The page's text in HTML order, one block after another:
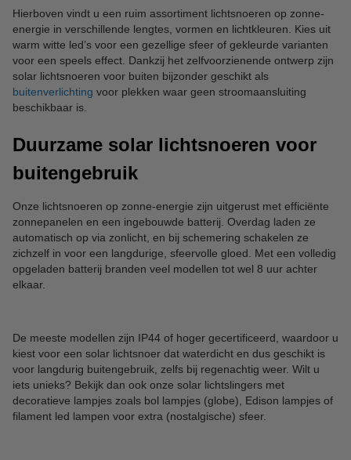
Hierboven vindt u een ruim assortiment lichtsnoeren op zonne-
energie in verschillende lengtes, vormen en lichtkleuren. Kies uit
warm witte led’s voor een gezellige sfeer of gekleurde varianten
voor een speels effect. Dankzij het zelfvoorzienende ontwerp zijn
solar lichtsnoeren voor buiten bijzonder geschikt als
buitenverlichting voor plekken waar geen stroomaansluiting
beschikbaar is.
Duurzame solar lichtsnoeren voor
buitengebruik
Onze lichtsnoeren op zonne-energie zijn uitgerust met efficiënte
zonnepanelen en een ingebouwde batterij. Overdag laden ze
automatisch op via zonlicht, en bij schemering schakelen ze
zichzelf in voor een langdurige, sfeervolle gloed. Met een volledig
opgeladen batterij branden veel modellen tot wel 8 uur achter
elkaar.
De meeste modellen zijn IP44 of hoger gecertificeerd, waardoor u
kiest voor een solar lichtsnoer dat waterdicht en dus geschikt is
voor langdurig buitengebruik, zelfs bij regenachtig weer. Wilt u
iets unieks? Bekijk dan ook onze solar lichtslingers met
decoratieve lampjes zoals bol lampjes (globe), Edison lampjes of
filament led lampen voor extra (nostalgische) sfeer.